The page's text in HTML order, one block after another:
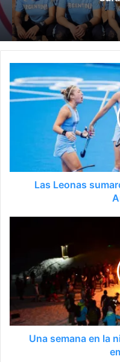
Las Leonas
Una semana en la